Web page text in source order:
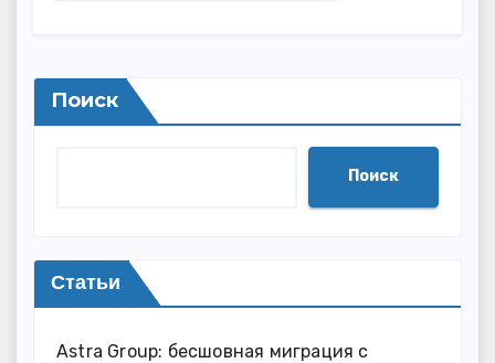
Поиск
Поиск
Статьи
Astra Group: бесшовная миграция с